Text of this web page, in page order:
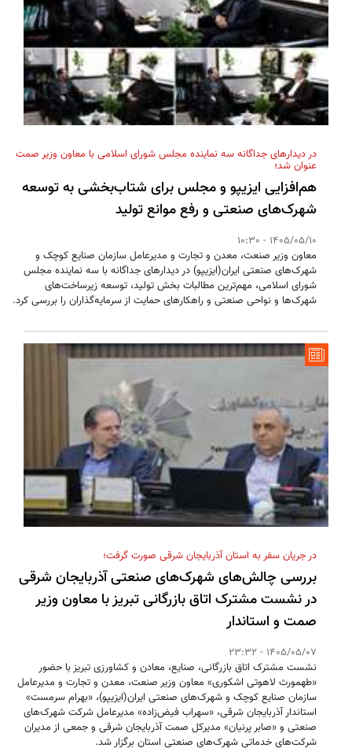
در دیدارهای جداگانه سه نماینده مجلس شورای اسلامی با معاون وزیر صمت
عنوان شد؛
هم‌افزایی ایزیپو و مجلس برای شتاب‌بخشی به توسعه
شهرک‌های صنعتی و رفع موانع تولید
1405/05/10 - 10:30
معاون وزیر صنعت، معدن و تجارت و مدیرعامل سازمان صنایع کوچک و
شهرک‌های صنعتی ایران(ایزیپو) در دیدارهای جداگانه با سه نماینده مجلس
شورای اسلامی، مهم‌ترین مطالبات بخش تولید، توسعه زیرساخت‌های
شهرک‌ها و نواحی صنعتی و راهکارهای حمایت از سرمایه‌گذاران را بررسی کرد.
در جریان سفر به استان آذربایجان شرقی صورت گرفت؛
بررسی چالش‌های شهرک‌های صنعتی آذربایجان شرقی
در نشست مشترک اتاق بازرگانی تبریز با معاون وزیر
صمت و استاندار
1405/05/07 - 23:32
نشست مشترک اتاق بازرگانی، صنایع، معادن و کشاورزی تبریز با حضور
«طهمورث لاهوتی اشکوری» معاون وزیر صنعت، معدن و تجارت و مدیرعامل
سازمان صنایع کوچک و شهرک‌های صنعتی ایران(ایزیپو)، «بهرام سرمست»
استاندار آذربایجان شرقی، «سهراب فیض‌زاده» مدیرعامل شرکت شهرک‌های
صنعتی و «صابر پرنیان» مدیرکل صمت آذربایجان شرقی و جمعی از مدیران
شرکت‌های خدماتی شهرک‌های صنعتی استان برگزار شد.